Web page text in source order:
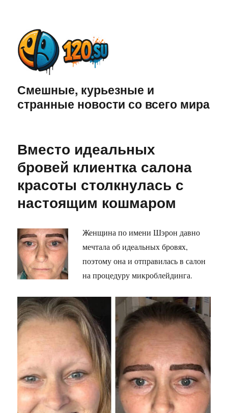
Смешные, курьезные и
странные новости со всего мира
Вместо идеальных
бровей клиентка салона
красоты столкнулась с
настоящим кошмаром
Женщина по имени Шэрон давно
мечтала об идеальных бровях,
поэтому она и отправилась в салон
на процедуру микроблейдинга.